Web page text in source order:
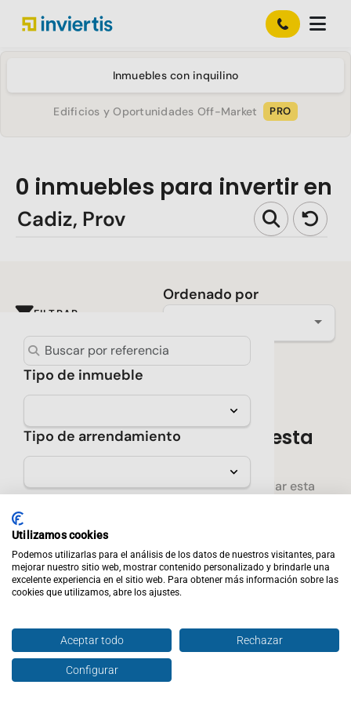
Inmuebles con inquilino
Edificios y Oportunidades Off-Market PRO
0 inmuebles para invertir en
Tipo de inmueble
Tipo de arrendamiento
★ Destacados
Precio
Calidad de la zona
FILTRAR
Ordenado por
No hay resultados para esta
búsqueda
Prueba seleccionar menos filtros o guardar esta
Crear alerta
Propiedades sugeridas
Utilizamos cookies
Podemos utilizarlas para el análisis de los datos de nuestros visitantes, para
mejorar nuestro sitio web, mostrar contenido personalizado y brindarle una
excelente experiencia en el sitio web. Para obtener más información sobre las
cookies que utilizamos, abre los ajustes.
Aceptar todo Rechazar
Configurar